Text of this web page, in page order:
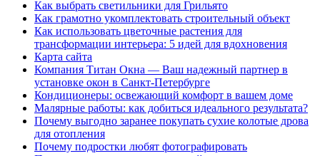
Как выбрать светильники для Грильято
Как грамотно укомплектовать строительный объект
Как использовать цветочные растения для
трансформации интерьера: 5 идей для вдохновения
Карта сайта
Компания Титан Окна — Ваш надежный партнер в
установке окон в Санкт-Петербурге
Кондиционеры: освежающий комфорт в вашем доме
Малярные работы: как добиться идеального результата?
Почему выгодно заранее покупать сухие колотые дрова
для отопления
Почему подростки любят фотографировать